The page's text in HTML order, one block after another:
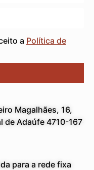
a Política de
Magalhães, 16,
de Adaúfe 4710-167
para a rede fixa